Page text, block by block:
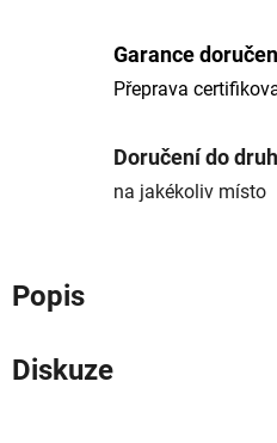
Garance
Přeprava
Doručení do
na jakékoliv místo
Popis
Diskuze